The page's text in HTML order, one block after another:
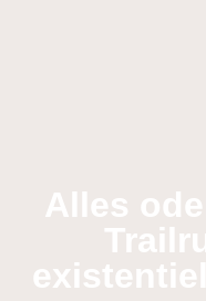
Alles